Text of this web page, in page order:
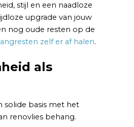
stijl en een naadloze
upgrade van jouw
nog oude resten op de
zelf er af halen.
als
solide basis met het
renovlies behang.